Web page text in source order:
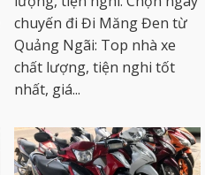
chuyến đi Đi Măng Đen từ
Quảng Ngãi: Top nhà xe
chất lượng, tiện nghi tốt
nhất, giá...